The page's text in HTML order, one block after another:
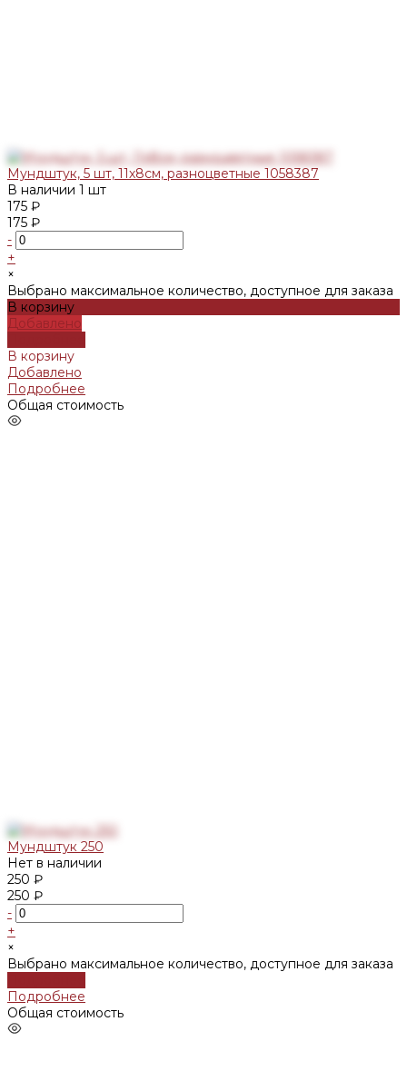
Мундштук, 5 шт, 11х8см, разноцветные 1058387
В наличии 1 шт
175 ₽
175 ₽
-
+
×
Выбрано максимальное количество, доступное для заказа
В корзину
Добавлено
В корзину
Добавлено
Подробнее
Общая стоимость
Мундштук 250
Нет в наличии
250 ₽
250 ₽
-
+
×
Выбрано максимальное количество, доступное для заказа
Подробнее
Общая стоимость